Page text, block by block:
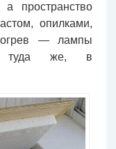
пространство
опилками,
— лампы
туда же, в